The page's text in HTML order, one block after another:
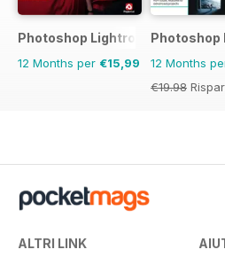
Photoshop Lightroom The
12 Months per €15,99
Photoshop
12 Months
€19.98
ALTRI LINK